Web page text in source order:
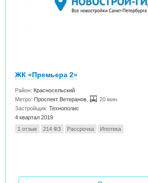
ЖК «Премьера 2»
Район: Красносельский
Метро: Проспект Ветеранов
20 мин.
Застройщик:Технополис
4 квартал 2019
1 отзыв
214 ФЗ Рассрочка Ипотека